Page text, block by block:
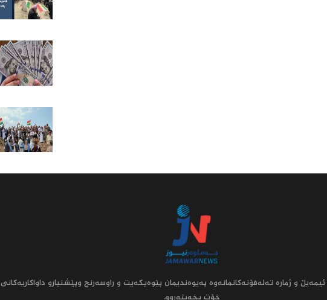
و ژماره‌ ته‌له‌فۆنه‌کانمانه‌وه‌ په‌یوه‌ندیمان پێوه‌بکه‌یت و راوسه‌رنج وپێشنیارو داواکاریه‌کانى
خۆت بخه‌یته‌روو.